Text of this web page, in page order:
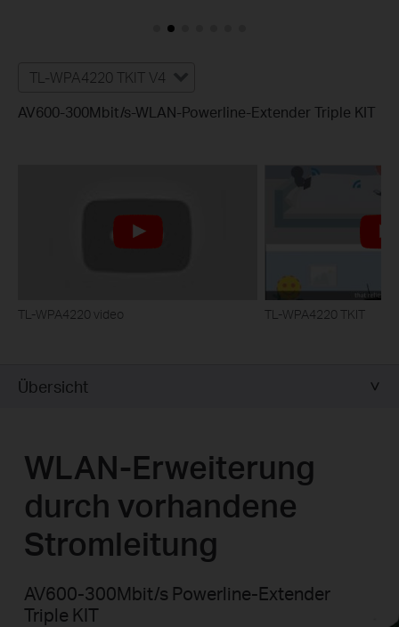
TL-WPA4220 TKIT V4
AV600-300Mbit/s-WLAN-Powerline-Extender Triple KIT
TL-WPA4220 video TL-WPA4220 TKIT
Übersicht
WLAN-Erweiterung
durch vorhandene
Stromleitung
AV600-300Mbit/s Powerline-Extender
Triple KIT